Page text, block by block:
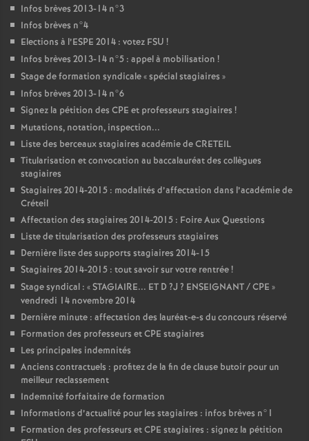
Infos brèves 2013-14 n°3
Infos brèves n°4
Elections à l’ESPE 2014 : votez FSU !
Infos brèves 2013-14 n°5 : appel à mobilisation !
Stage de formation syndicale «spécial stagiaires »
Infos brèves 2013-14 n°6
Signez la pétition des CPE et professeurs stagiaires !
Mutations, notation, inspection...
Liste des berceaux stagiaires académie deCRETEIL
Titularisation et convocation au baccalauréat des collègues
stagiaires
Stagiaires 2014-2015 : modalités d’affectation dans l’académie de
Créteil
Affectation des stagiaires 2014-2015 : Foire Aux Questions
Liste de titularisation des professeurs stagiaires
Dernière liste des supports stagiaires 2014-15
Stagiaires 2014-2015 : tout savoir sur votre rentrée!
Stage syndical : «STAGIAIRE... ET D ?J ? ENSEIGNANT/CPE »
vendredi 14 novembre 2014
Dernière minute : affectation des lauréat-e-s du concours réservé
Formation des professeurs etCPE stagiaires
Les principales indemnités
Anciens contractuels : profitez de la fin de clause butoir pour un
meilleur reclassement
Indemnité forfaitaire de formation
Informations d’actualité pour les stagiaires : infos brèves n°1
Formation des professeurs etCPE stagiaires : signez la pétition